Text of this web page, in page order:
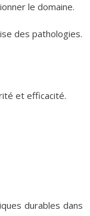
le domaine.
des pathologies.
et efficacité.
durables dans